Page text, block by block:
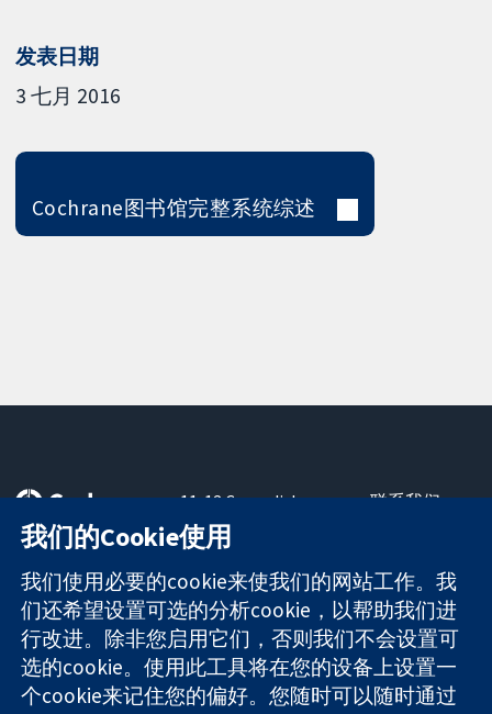
发表日期
3 七月 2016
Cochrane图书馆完整系统综述
可信任的证据
知情决定
更完善的医疗健
康
11-13 Cavendish
Square
London
W1G 0AN
United Kingdom
联系我们
关于我们
工作机会
Cochrane
Library
我们的Cookie使用
我们使用必要的cookie来使我们的网站工作。我
们还希望设置可选的分析cookie，以帮助我们进
行改进。除非您启用它们，否则我们不会设置可
选的cookie。使用此工具将在您的设备上设置一
个cookie来记住您的偏好。您随时可以随时通过